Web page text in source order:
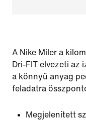
A Nike Miler a
Dri-FIT elvezeti az
a könnyű anyag
feladatra
Megjelenített